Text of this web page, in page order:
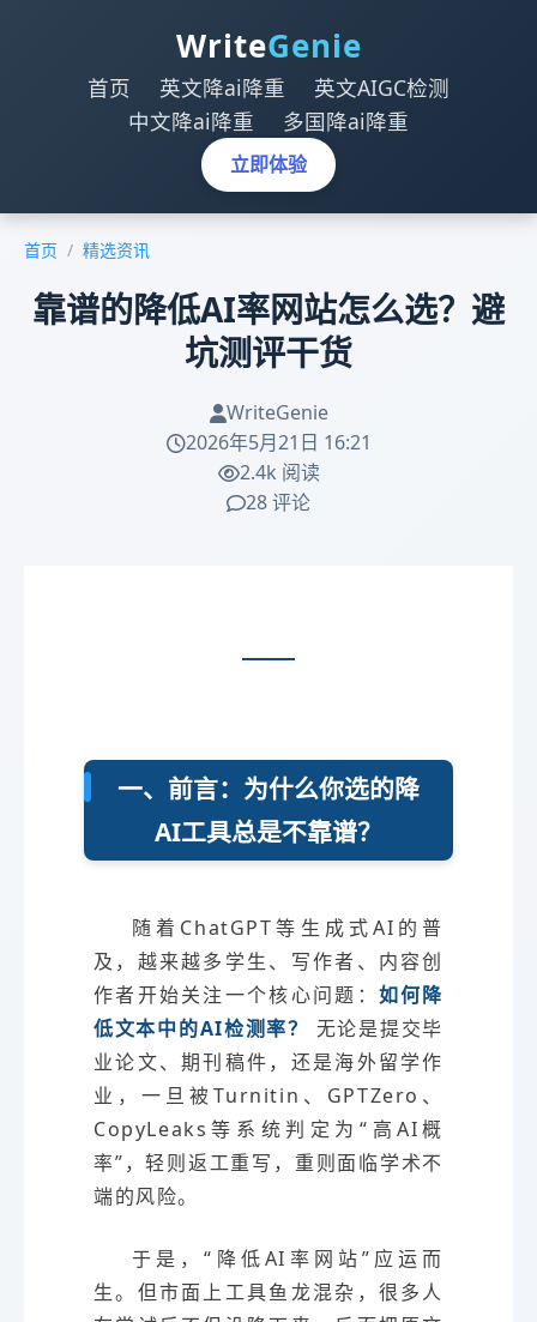
WriteGenie
首页 英文降ai降重
英文AIGC检测
中文降ai降重
多国降ai降重
立即体验
首页 / 精选资讯
靠谱的降低AI率网站怎么选？避
坑测评干货
WriteGenie
2026年5月21日 16:21
2.4k 阅读
28 评论
一、前言：为什么你选的降
AI工具总是不靠谱？
随着ChatGPT等生成式AI的普
及，越来越多学生、写作者、内容创
作者开始关注一个核心问题： 如何降
低文本中的AI检测率？
无论是提交毕
业论文、期刊稿件，还是海外留学作
业，一旦被Turnitin、GPTZero、
CopyLeaks等系统判定为“高AI概
率”，轻则返工重写，重则面临学术不
端的风险。
于是，“降低AI率网站”应运而
生。但市面上工具鱼龙混杂，很多人